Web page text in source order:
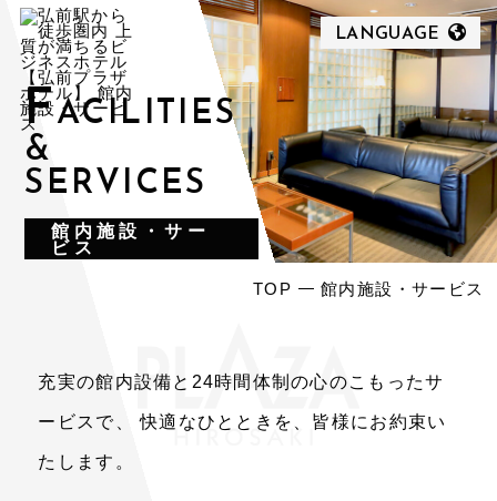
LANGUAGE
FACILITIES
&
SERVICES
館内施設・サー
ビス
TOP 館内施設・サービス
充実の館内設備と24時間体制の心のこもったサ
ービスで、 快適なひとときを、皆様にお約束い
たします。